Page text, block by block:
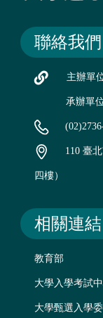
聯絡我們
主辦單
承辦單
110 臺
四樓）
相關連結
教育部
大學入學考試
大學甄選入學